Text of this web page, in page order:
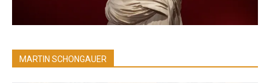
MARTIN SCHONGAUER